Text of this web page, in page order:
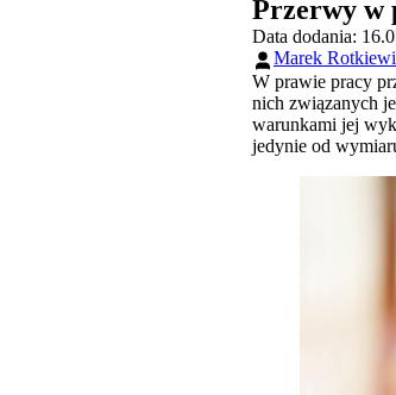
Przerwy w
Data dodania:
Marek
W prawie pracy
nich związanych
warunkami jej
jedynie od